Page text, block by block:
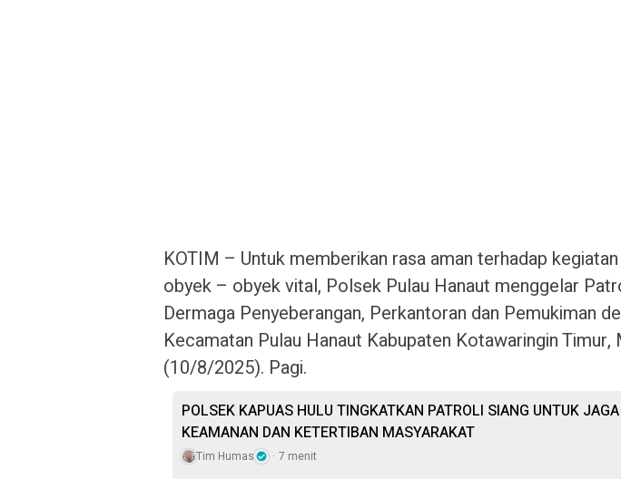
KOTIM – Untuk memberikan rasa aman terhadap
obyek – obyek vital, Polsek Pulau Hanaut menggelar
Dermaga Penyeberangan, Perkantoran dan Pemukiman
Kecamatan Pulau Hanaut Kabupaten Kotawaringin Timur,
(10/8/2025). Pagi.
POLSEK KAPUAS HULU TINGKATKAN PATROLI SIANG UNTUK JAGA
KEAMANAN DAN KETERTIBAN MASYARAKAT
Tim Humas 7 menit